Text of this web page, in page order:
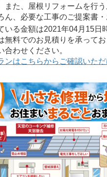
また、屋根リフォームを行
ん、必要な工事のご提案書
る金額は2021年04月15日
料でのお見積りを承って
わせください。
ンはこちらからご確認いただ